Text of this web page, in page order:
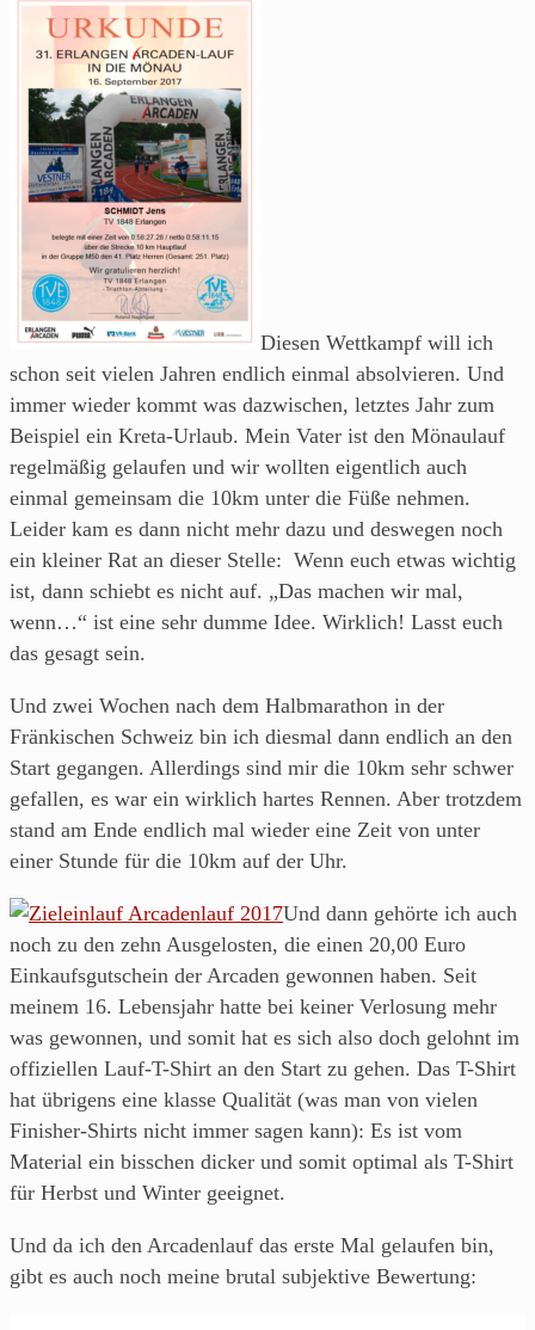
Diesen Wettkampf will ich
schon seit vielen Jahren endlich einmal absolvieren. Und
immer wieder kommt was dazwischen, letztes Jahr zum
Beispiel ein Kreta-Urlaub. Mein Vater ist den Mönaulauf
regelmäßig gelaufen und wir wollten eigentlich auch
einmal gemeinsam die 10km unter die Füße nehmen.
Leider kam es dann nicht mehr dazu und deswegen noch
ein kleiner Rat an dieser Stelle: Wenn euch etwas wichtig
ist, dann schiebt es nicht auf. „Das machen wir mal,
wenn…“ ist eine sehr dumme Idee. Wirklich! Lasst euch
das gesagt sein.
Und zwei Wochen nach dem Halbmarathon in der
Fränkischen Schweiz bin ich diesmal dann endlich an den
Start gegangen. Allerdings sind mir die 10km sehr schwer
gefallen, es war ein wirklich hartes Rennen. Aber trotzdem
stand am Ende endlich mal wieder eine Zeit von unter
einer Stunde für die 10km auf der Uhr.
Und dann gehörte ich auch
noch zu den zehn Ausgelosten, die einen 20,00 Euro
Einkaufsgutschein der Arcaden gewonnen haben. Seit
meinem 16. Lebensjahr hatte bei keiner Verlosung mehr
was gewonnen, und somit hat es sich also doch gelohnt im
offiziellen Lauf-T-Shirt an den Start zu gehen. Das T-Shirt
hat übrigens eine klasse Qualität (was man von vielen
Finisher-Shirts nicht immer sagen kann): Es ist vom
Material ein bisschen dicker und somit optimal als T-Shirt
für Herbst und Winter geeignet.
Und da ich den Arcadenlauf das erste Mal gelaufen bin,
gibt es auch noch meine brutal subjektive Bewertung: